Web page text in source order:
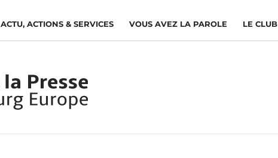
ACTU, ACTIONS & SERVICES VOUS AVEZ LA PAROLE LE CLUB